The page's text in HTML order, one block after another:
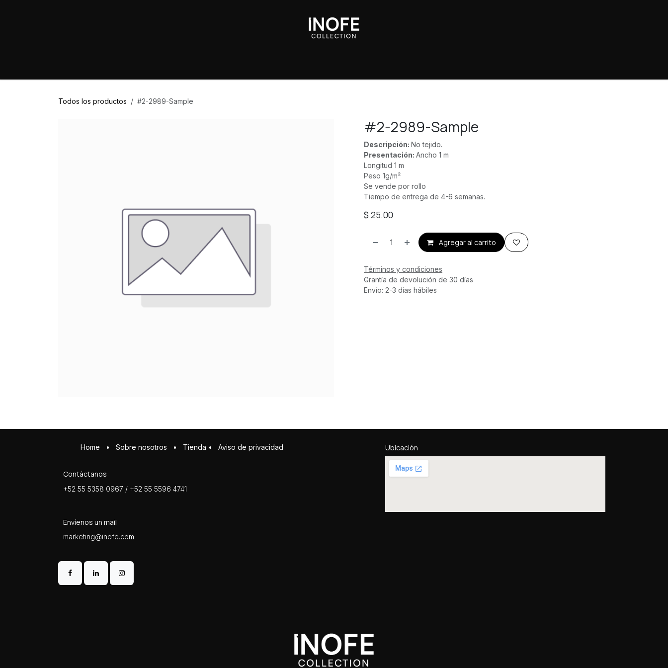
Todos los productos #2-2989-Sample
#2-2989-Sample
Descripción: No tejido.
Presentación: Ancho 1 m
Longitud 1 m
Peso 1g/m²
Se vende por rollo
Tiempo de entrega de 4-6 semanas.
$ 25.00
Agregar al carrito
Términos y condiciones
Grantía de devolución de 30 días
Envío: 2-3 días hábiles
Ubicación
Home • Sobre ​n​osotros • Tienda • Aviso de privacidad
Contáctanos
+52 55 5358 0967 / +52 55 5596 4741
Envíenos un mail
marketing@inofe.com